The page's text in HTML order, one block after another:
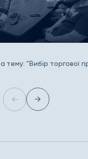
тему: “Вибір торгової